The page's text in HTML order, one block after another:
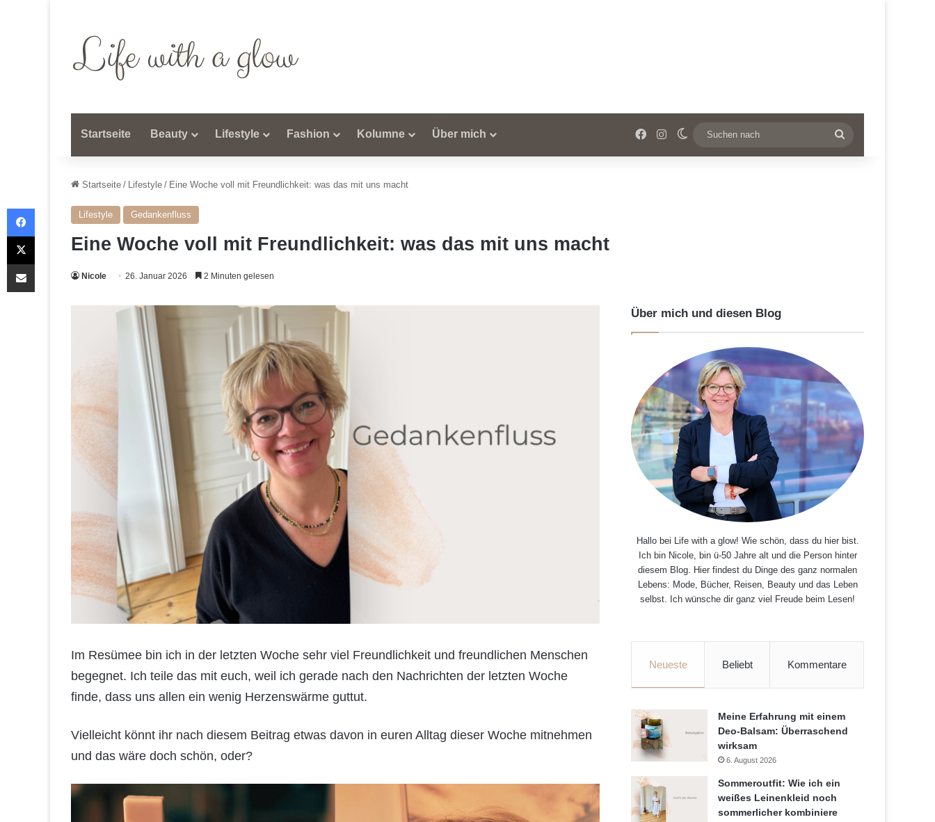
Startseite Beauty Lifestyle Fashion Kolumne Über mich Facebook
InstagramSkin umschalten
nach
Startseite / Lifestyle / Eine Woche voll mit Freundlichkeit: was das mit uns macht
Lifestyle Gedankenfluss
Eine Woche voll mit Freundlichkeit: was das mit uns macht
Nicole 26. Januar 2026 2 Minuten gelesen
Im Resümee bin ich in der letzten Woche sehr viel Freundlichkeit und freundlichen Menschen
begegnet. Ich teile das mit euch, weil ich gerade nach den Nachrichten der letzten Woche
finde, dass uns allen ein wenig Herzenswärme guttut.
Vielleicht könnt ihr nach diesem Beitrag etwas davon in euren Alltag dieser Woche mitnehmen
und das wäre doch schön, oder?
Über mich und diesen Blog
Hallo bei Life with a glow! Wie schön, dass du hier bist.
Ich bin Nicole, bin ü-50 Jahre alt und die Person hinter
diesem Blog. Hier findest du Dinge des ganz normalen
Lebens: Mode, Bücher, Reisen, Beauty und das Leben
selbst. Ich wünsche dir ganz viel Freude beim Lesen!
Neueste Beliebt Kommentare
Meine Erfahrung mit einem
Deo-Balsam: Überraschend
wirksam
6. August 2026
Sommeroutfit: Wie ich ein
weißes Leinenkleid noch
sommerlicher kombiniere
Facebook
X
Teile per E-Mail